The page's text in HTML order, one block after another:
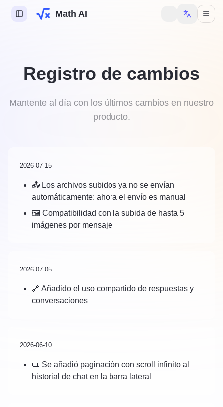
Math AI
Registro de cambios
Mantente al día con los últimos cambios en nuestro
producto.
2026-07-15
📤 Los archivos subidos ya no se envían
automáticamente: ahora el envío es manual
🖼️ Compatibilidad con la subida de hasta 5
imágenes por mensaje
2026-07-05
🔗 Añadido el uso compartido de respuestas y
conversaciones
2026-06-10
📜 Se añadió paginación con scroll infinito al
historial de chat en la barra lateral